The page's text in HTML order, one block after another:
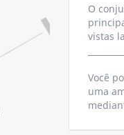
O
vistas
Você
uma